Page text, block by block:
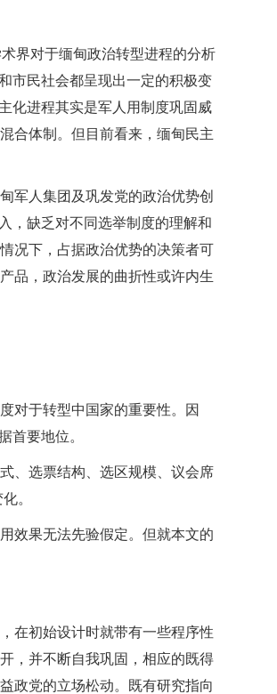
界对于缅甸政治转型进程的分析
市民社会都呈现出一定的积极变
化进程其实是军人用制度巩固威
合体制。但目前看来，缅甸民主
军人集团及巩发党的政治优势创
，缺乏对不同选举制度的理解和
况下，占据政治优势的决策者可
品，政治发展的曲折性或许内生
对于转型中国家的重要性。因
首要地位。
、选票结构、选区规模、议会席
。
效果无法先验假定。但就本文的
在初始设计时就带有一些程序性
，并不断自我巩固，相应的既得
政党的立场松动。既有研究指向